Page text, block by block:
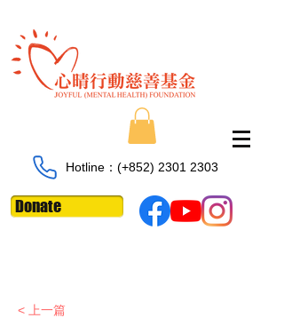
Hotline：​​(+852) 2301 2303
Donate
< 上一篇